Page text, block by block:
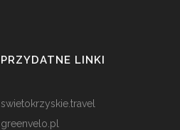
PRZYDATNE LINKI
swietokrzyskie.travel
greenvelo.pl